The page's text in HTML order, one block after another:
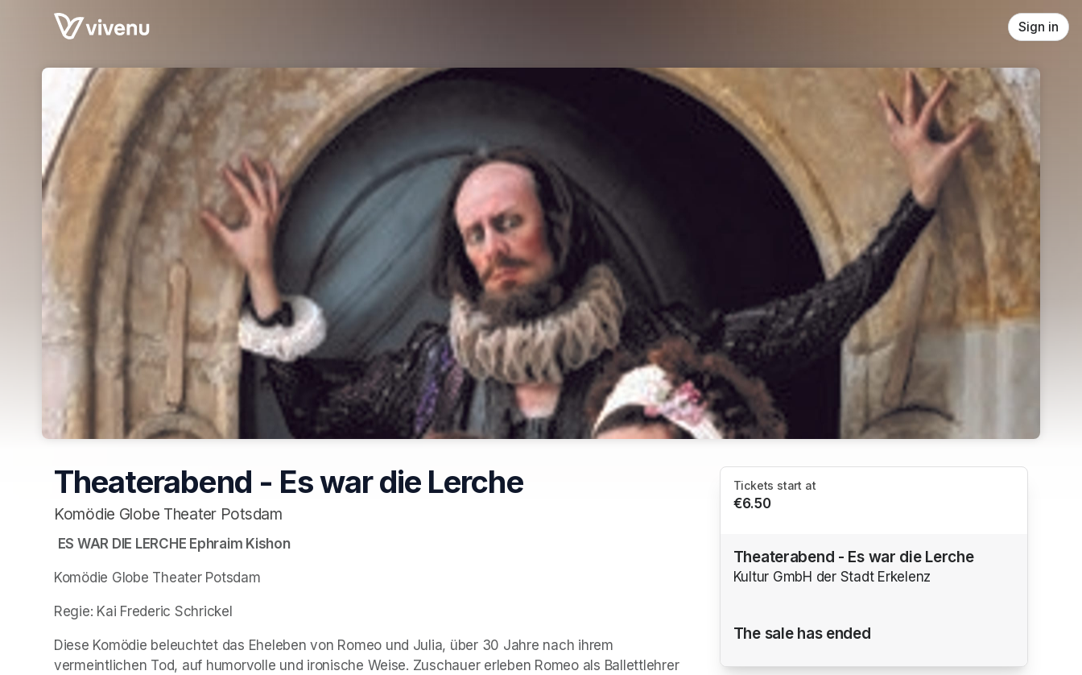
Skip header
Sign in
Theaterabend - Es war die Lerche
Komödie Globe Theater Potsdam
ES WAR DIE LERCHE Ephraim Kishon
Komödie Globe Theater Potsdam
Regie: Kai Frederic Schrickel
Diese Komödie beleuchtet das Eheleben von Romeo und Julia, über 30 Jahre nach ihrem
vermeintlichen Tod, auf humorvolle und ironische Weise. Zuschauer erleben Romeo als Ballettlehrer
Tickets start at
€6.50
Theaterabend - Es war die Lerche
Kultur GmbH der Stadt Erkelenz
The sale has ended